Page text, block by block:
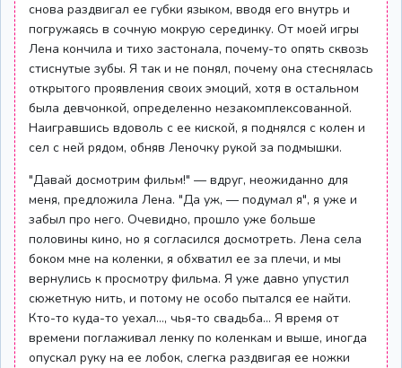
снова раздвигал ее губки языком, вводя его внутрь и
погружаясь в сочную мокрую серединку. От моей игры
Лена кончила и тихо застонала, почему-то опять сквозь
стиснутые зубы. Я так и не понял, почему она стеснялась
открытого проявления своих эмоций, хотя в остальном
была девчонкой, определенно незакомплексованной.
Наигравшись вдоволь с ее киской, я поднялся с колен и
сел с ней рядом, обняв Леночку рукой за подмышки.
"Давай досмотрим фильм!" — вдруг, неожиданно для
меня, предложила Лена. "Да уж, — подумал я", я уже и
забыл про него. Очевидно, прошло уже больше
половины кино, но я согласился досмотреть. Лена села
боком мне на коленки, я обхватил ее за плечи, и мы
вернулись к просмотру фильма. Я уже давно упустил
сюжетную нить, и потому не особо пытался ее найти.
Кто-то куда-то уехал..., чья-то свадьба... Я время от
времени поглаживал ленку по коленкам и выше, иногда
опускал руку на ее лобок, слегка раздвигая ее ножки